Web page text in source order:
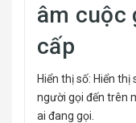
âm cuộc
cấp
Hiển thị số: Hiển
người gọi đến trên
ai đang gọi.